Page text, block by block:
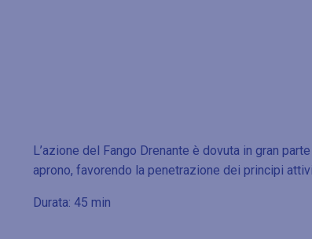
L’azione del Fango Drenante è dovuta in gran
aprono, favorendo la penetrazione dei principi
Durata: 45 min